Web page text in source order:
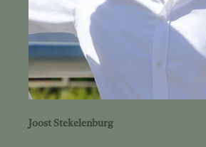
Joost Stekelenburg